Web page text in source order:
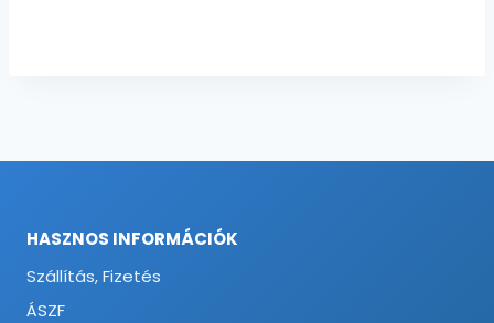
HASZNOS INFORMÁCIÓK
Szállítás, Fizetés
ÁSZF